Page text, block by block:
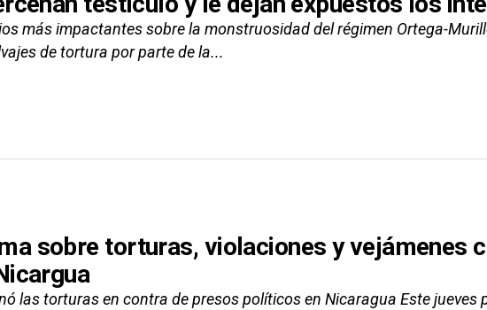
más impactantes sobre la monstruosidad del régimen Ortega-
de tortura por parte de la...
sobre torturas, violaciones y vejámenes
las torturas en contra de presos políticos en Nicaragua Este jueves